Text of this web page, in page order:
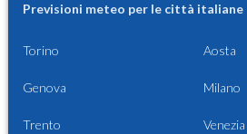
Previsioni meteo per le città italiane
Torino Aosta
Genova Milano
Trento Venezia